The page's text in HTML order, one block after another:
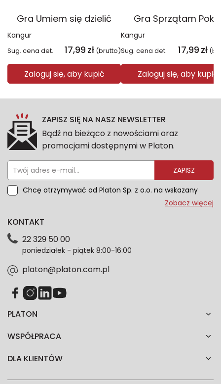
Gra Umiem się dzielić
Kangur
Sug. cena det. 17,99 zł (brutto)
Zaloguj się, aby kupić
Gra Sprzątam
Kangur
Sug. cena det. 17,99 zł
Zaloguj się, aby kupić
ZAPISZ SIĘ NA NASZ NEWSLETTER
Bądź na bieżąco z nowościami oraz
promocjami dostępnymi w Platon.
ZAPISZ
Chcę otrzymywać od Platon Sp. z o.o. na wskazany
przeze mnie adres e-mail informacje marketingowe
dotyczące danych osobowych znajdziesz w naszej
każdym czasie. Wycofanie zgody nie wpłynie na
zgodność z prawem przetwarzania dokonanego przed
Zobacz więcej
PLATON
WSPÓŁPRACA
DLA KLIENTÓW
KONTAKT
22 329 50 00
poniedziałek - piątek 8:00-16:00
platon@platon.com.pl